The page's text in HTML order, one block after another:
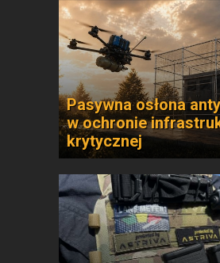
Pasywna osłona
w ochronie
krytycznej